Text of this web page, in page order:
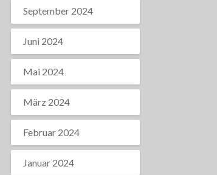
September 2024
Juni 2024
Mai 2024
März 2024
Februar 2024
Januar 2024